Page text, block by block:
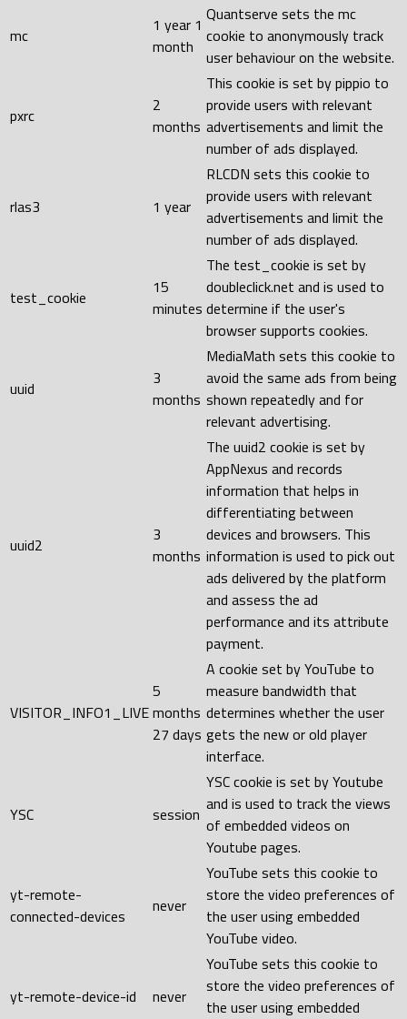
mc
1 year 1
month
Quantserve sets the mc
cookie to anonymously track
user behaviour on the website.
pxrc
2
months
This cookie is set by pippio to
provide users with relevant
advertisements and limit the
number of ads displayed.
rlas3 1 year
RLCDN sets this cookie to
provide users with relevant
advertisements and limit the
number of ads displayed.
test_cookie
15
minutes
The test_cookie is set by
doubleclick.net and is used to
determine if the user's
browser supports cookies.
uuid
3
months
MediaMath sets this cookie to
avoid the same ads from being
shown repeatedly and for
relevant advertising.
uuid2
3
months
The uuid2 cookie is set by
AppNexus and records
information that helps in
differentiating between
devices and browsers. This
information is used to pick out
ads delivered by the platform
and assess the ad
performance and its attribute
payment.
VISITOR_INFO1_LIVE
5
months
27 days
A cookie set by YouTube to
measure bandwidth that
determines whether the user
gets the new or old player
interface.
YSC session
YSC cookie is set by Youtube
and is used to track the views
of embedded videos on
Youtube pages.
yt-remote-
connected-devices
never
YouTube sets this cookie to
store the video preferences of
the user using embedded
YouTube video.
yt-remote-device-id never
YouTube sets this cookie to
store the video preferences of
the user using embedded